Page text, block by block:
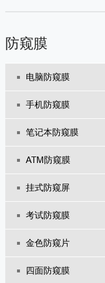
防窥膜
电脑防窥膜
手机防窥膜
笔记本防窥膜
ATM防窥膜
挂式防窥屏
考试防窥膜
金色防窥片
四面防窥膜